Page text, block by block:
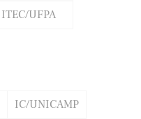
ITEC/UFPA
IC/UNICAMP